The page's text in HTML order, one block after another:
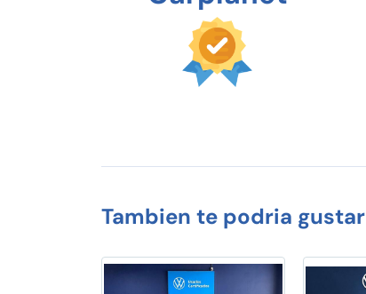
Tambien te podria gustar